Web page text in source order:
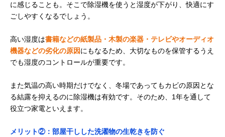
に感じることも。そこで除湿機を使うと湿度が下がり、快適にす
ごしやすくなるでしょう。
高い湿度は書籍などの紙製品・木製の楽器・テレビやオーディオ
機器などの劣化の原因にもなるため、大切なものを保管するうえ
でも湿度のコントロールが重要です。
また気温の高い時期だけでなく、冬場であってもカビの原因とな
る結露を抑えるのに除湿機は有効です。そのため、1年を通して
役立つ家電といえます。
メリット②：部屋干しした洗濯物の生乾きを防ぐ